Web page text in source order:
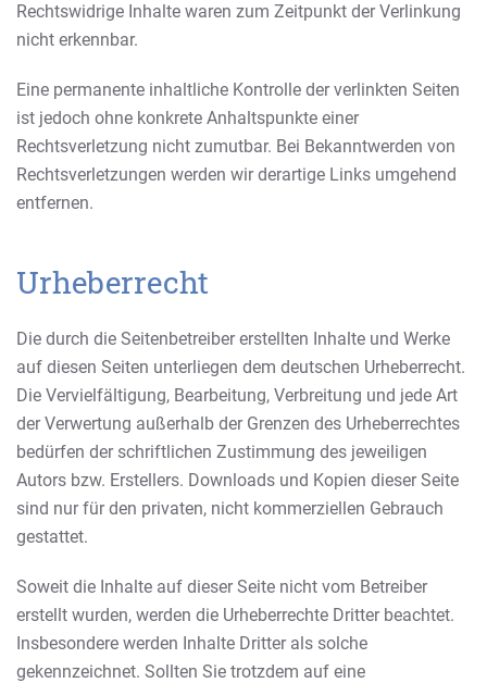
Rechtswidrige Inhalte waren zum Zeitpunkt der Verlinkung
nicht erkennbar.
Eine permanente inhaltliche Kontrolle der verlinkten Seiten
ist jedoch ohne konkrete Anhaltspunkte einer
Rechtsverletzung nicht zumutbar. Bei Bekanntwerden von
Rechtsverletzungen werden wir derartige Links umgehend
entfernen.
Urheberrecht
Die durch die Seitenbetreiber erstellten Inhalte und Werke
auf diesen Seiten unterliegen dem deutschen Urheberrecht.
Die Vervielfältigung, Bearbeitung, Verbreitung und jede Art
der Verwertung außerhalb der Grenzen des Urheberrechtes
bedürfen der schriftlichen Zustimmung des jeweiligen
Autors bzw. Erstellers. Downloads und Kopien dieser Seite
sind nur für den privaten, nicht kommerziellen Gebrauch
gestattet.
Soweit die Inhalte auf dieser Seite nicht vom Betreiber
erstellt wurden, werden die Urheberrechte Dritter beachtet.
Insbesondere werden Inhalte Dritter als solche
gekennzeichnet. Sollten Sie trotzdem auf eine